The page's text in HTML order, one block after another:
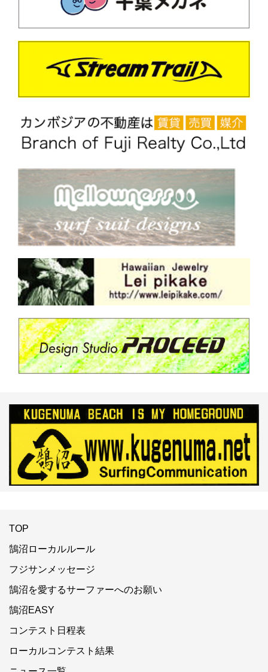
TOP
鵠沼ローカルルール
フジサンメッセージ
鵠沼を愛するサーファーへのお願い
鵠沼EASY
コンテスト日程表
ローカルコンテスト結果